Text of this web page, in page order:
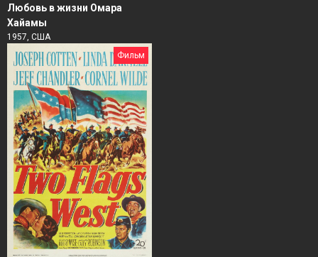
Любовь в жизни Омара
Хайамы
1957, США
Фильм